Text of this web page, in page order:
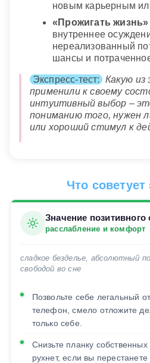
новым карьерным
«Прожигать жизнь»
внутреннее
нереализованный
шансы и
Экспресс-тест:
Какую из
применили к своему
интуитивный выбор –
пониманию того, нужен
или хороший стимул к
Что советует
Значение позитивного
расслабление и комфорт
сладкое безделье, абсолютный
свободой во сне
Позвольте себе легальный
телефон, смело отложите
только себе.
Снизьте планку
рухнет, если вы